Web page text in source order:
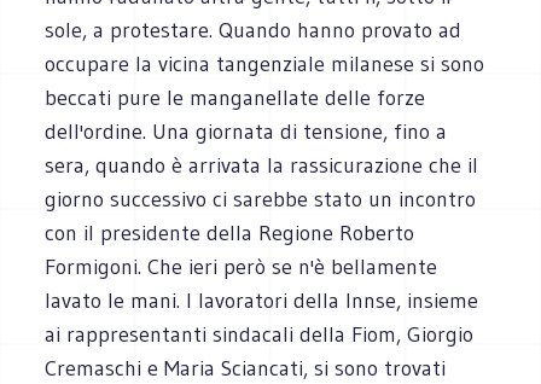
sole, a protestare. Quando hanno provato ad
occupare la vicina tangenziale milanese si sono
beccati pure le manganellate delle forze
dell'ordine. Una giornata di tensione, fino a
sera, quando è arrivata la rassicurazione che il
giorno successivo ci sarebbe stato un incontro
con il presidente della Regione Roberto
Formigoni. Che ieri però se n'è bellamente
lavato le mani. I lavoratori della Innse, insieme
ai rappresentanti sindacali della Fiom, Giorgio
Cremaschi e Maria Sciancati, si sono trovati